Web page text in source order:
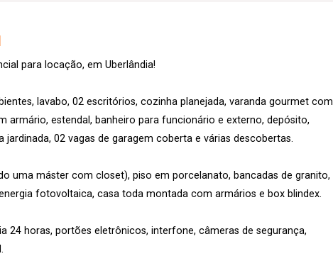
para locação, em Uberlândia!
lavabo, 02 escritórios, cozinha planejada, varanda gourmet com
armário, estendal, banheiro para funcionário e externo, depósito,
jardinada, 02 vagas de garagem coberta e várias descobertas.
uma máster com closet), piso em porcelanato, bancadas de granito,
fotovoltaica, casa toda montada com armários e box blindex.
24 horas, portões eletrônicos, interfone, câmeras de segurança,